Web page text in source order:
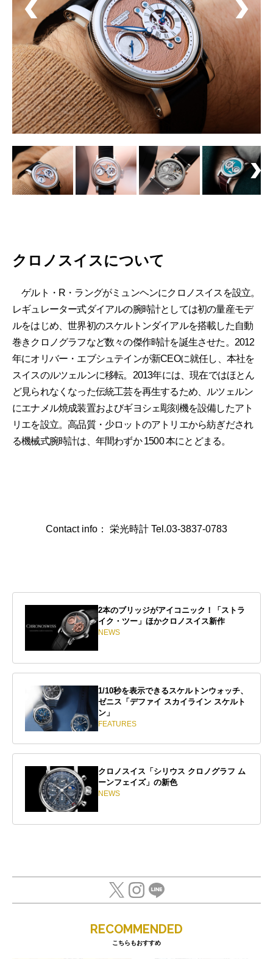
クロノスイスについて
ゲルト・R・ラングがミュンヘンにクロノスイスを設立。
レギュレーター式ダイアルの腕時計としては初の量産モデ
ルをはじめ、世界初のスケルトンダイアルを搭載した自動
巻きクロノグラフなど数々の傑作時計を誕生させた。2012
年にオリバー・エブシュテインが新CEOに就任し、本社を
スイスのルツェルンに移転。2013年には、現在ではほとん
ど見られなくなった伝統工芸を再生するため、ルツェルン
にエナメル焼成装置およびギヨシェ彫刻機を設備したアト
リエを設立。高品質・少ロットのアトリエから紡ぎだされ
る機械式腕時計は、年間わずか 1500 本にとどまる。
Contact info： 栄光時計 Tel.03-3837-0783
2本のブリッジがアイコニック！「ストラ
イク・ツー」ほかクロノスイス新作
NEWS
1/10秒を表示できるスケルトンウォッチ、
ゼニス「デファイ スカイライン スケルト
ン」
FEATURES
クロノスイス「シリウス クロノグラフ ム
ーンフェイズ」の新色
NEWS
RECOMMENDED
こちらもおすすめ